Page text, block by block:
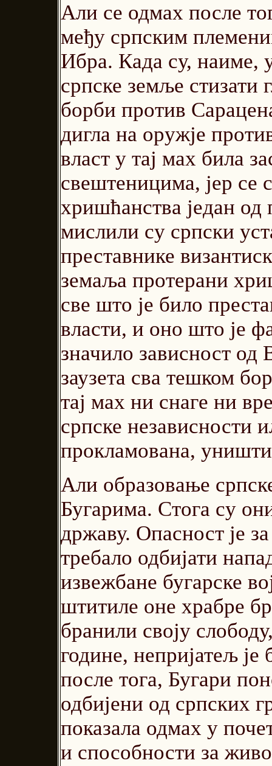
Али се одмах после
међу српским
Ибра. Када су, наиме,
српске земље стизати
борби против
дигла на оружје
власт у тај мах била
свештеницима, јер се
хришћанства један
мислили су српски
преставнике
земаља протерани
све што је било
власти, и оно што је
значило зависност од
заузета сва тешком
тај мах ни снаге ни
српске независности
прокламована,
Али образовање
Бугарима. Стога су
државу. Опасност је
требало одбијати
извежбане бугарске
штитиле оне храбре
бранили своју
године, непријатељ је
после тога, Бугари
одбијени од српских
показала одмах у
и способности за